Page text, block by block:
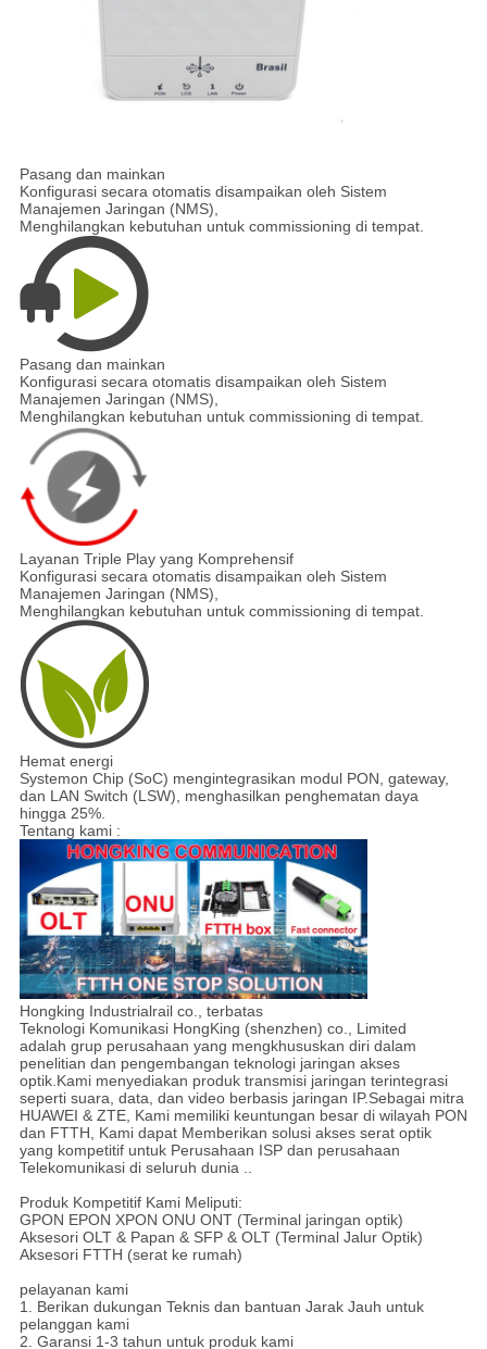
Pasang dan mainkan
Konfigurasi secara otomatis disampaikan oleh Sistem
Manajemen Jaringan (NMS),
Menghilangkan kebutuhan untuk commissioning di tempat.
Pasang dan mainkan
Konfigurasi secara otomatis disampaikan oleh Sistem
Manajemen Jaringan (NMS),
Menghilangkan kebutuhan untuk commissioning di tempat.
Layanan Triple Play yang Komprehensif
Konfigurasi secara otomatis disampaikan oleh Sistem
Manajemen Jaringan (NMS),
Menghilangkan kebutuhan untuk commissioning di tempat.
Hemat energi
Systemon Chip (SoC) mengintegrasikan modul PON, gateway,
dan LAN Switch (LSW), menghasilkan penghematan daya
hingga 25%.
Tentang kami :
Hongking Industrialrail co., terbatas
Teknologi Komunikasi HongKing (shenzhen) co., Limited
adalah grup perusahaan yang mengkhususkan diri dalam
penelitian dan pengembangan teknologi jaringan akses
optik.Kami menyediakan produk transmisi jaringan terintegrasi
seperti suara, data, dan video berbasis jaringan IP.Sebagai mitra
HUAWEI & ZTE, Kami memiliki keuntungan besar di wilayah PON
dan FTTH, Kami dapat Memberikan solusi akses serat optik
yang kompetitif untuk Perusahaan ISP dan perusahaan
Telekomunikasi di seluruh dunia ..
Produk Kompetitif Kami Meliputi:
GPON EPON XPON ONU ONT (Terminal jaringan optik)
Aksesori OLT & Papan & SFP & OLT (Terminal Jalur Optik)
Aksesori FTTH (serat ke rumah)
pelayanan kami
1. Berikan dukungan Teknis dan bantuan Jarak Jauh untuk
pelanggan kami
2. Garansi 1-3 tahun untuk produk kami